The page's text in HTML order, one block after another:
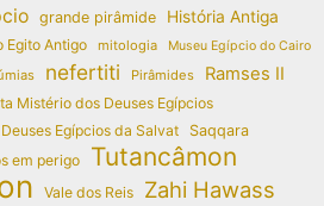
grande pirâmide
História Antiga
Egito Antigo mitologia Museu Egípcio do Cairo
nefertiti Pirâmides Ramses II
Mistério dos Deuses Egípcios
Egípcios da Salvat
Saqqara
em perigo
Tutancâmon
Vale dos Reis Zahi Hawass